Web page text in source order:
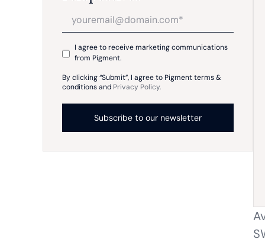
I agree to receive marketing communications
from Pigment.
By clicking “Submit”, I agree to Pigment terms &
conditions and Privacy Policy.